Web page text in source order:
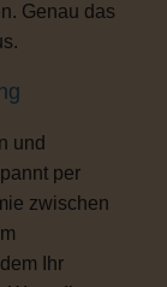
Genau das
und
per
zwischen
Ihr